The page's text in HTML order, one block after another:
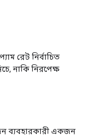
রেট নির্বাচিত
নাকি নিরপেক্ষ
ব্যবহারকারী একজন